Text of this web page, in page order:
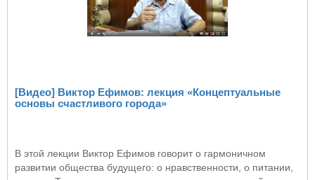
[Видео] Виктор Ефимов: лекция «Концептуальные
основы счастливого города»
В этой лекции Виктор Ефимов говорит о гармоничном
развитии общества будущего: о нравственности, о питании,